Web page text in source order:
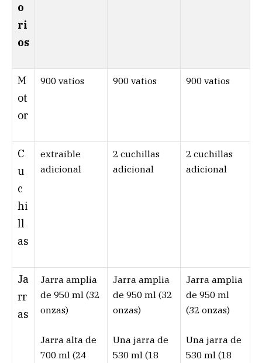
o
ri
os
M
ot
or
900 vatios 900 vatios 900 vatios
C
u
c
hi
ll
as
extraible
adicional
2 cuchillas
adicional
2 cuchillas
adicional
Ja
rr
as
Jarra amplia
de 950 ml (32
onzas)
Jarra alta de
700 ml (24
Jarra amplia
de 950 ml (32
onzas)
Una jarra de
530 ml (18
Jarra amplia
de 950 ml
(32 onzas)
Una jarra de
530 ml (18